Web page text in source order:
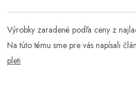
Výrobky zaradené podľa ceny z
Na túto tému sme pre vás napísali
pleti